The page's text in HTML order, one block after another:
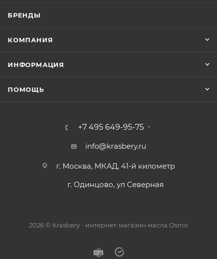
БРЕНДЫ
КОМПАНИЯ
ИНФОРМАЦИЯ
ПОМОЩЬ
+7 495 649-95-75
info@krasbery.ru
г. Москва, МКАД, 41-й километр
г. Одинцово, ул Северная
2026 © Krasbery - интернет-магазин масла Osmo